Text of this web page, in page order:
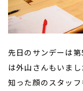
先日のサンデーは
は外山さんもいまし
知った顔のスタッ